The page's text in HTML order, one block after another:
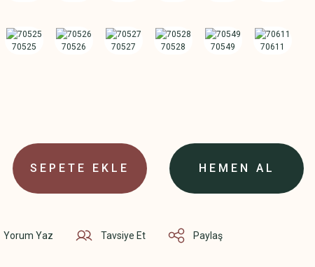
SEPETE EKLE HEMEN AL
Yorum Yaz Tavsiye Et Paylaş